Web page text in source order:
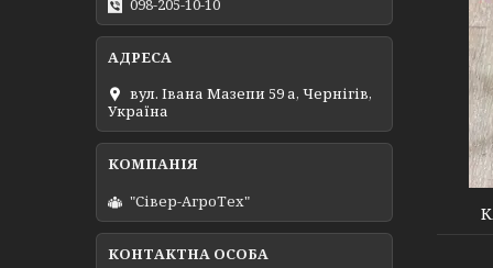
8626
вул. Івана Мазепи 59 а, Чернігів,
Україна
"Сівер-АгроТех"